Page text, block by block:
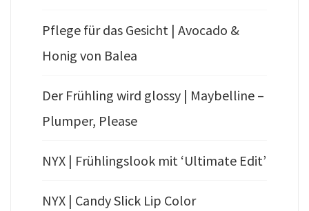
Pflege für das Gesicht | Avocado &
Honig von Balea
Der Frühling wird glossy | Maybelline –
Plumper, Please
NYX | Frühlingslook mit ‘Ultimate Edit’
NYX | Candy Slick Lip Color